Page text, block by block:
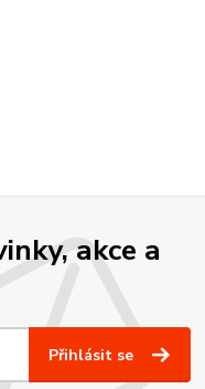
akce a
Přihlásit se